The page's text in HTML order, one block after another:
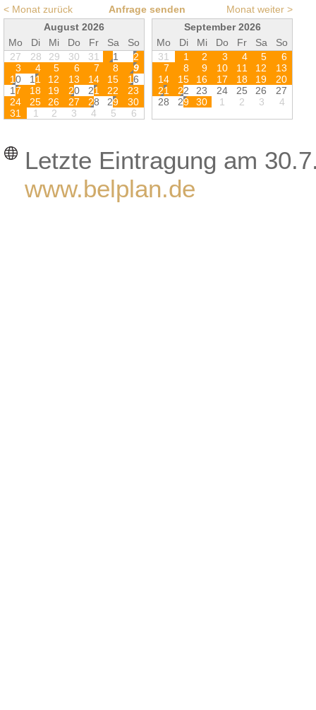
< Monat zurück Anfrage senden
Monat weiter >
August 2026
Mo
Di Mi Do Fr Sa
So
27
28 29 30 31 1
2
3
4 5 6 7 8
9
10 11 1 2 13 14 15 16
17 18 19 20 21 22 23
24 25 26 27 28 29 30
31 1 2 3 4 5 6
September 2026
Mo
Di Mi Do Fr Sa
So
31
1 2 3 4 5
6
7
8 9 10 1 1 1 2 13
14 15 16 17 18 19 20
21 22 23 24 25 26 27
28 29 30 1 2 3 4
Letzte Eintragung am
www.belplan.de